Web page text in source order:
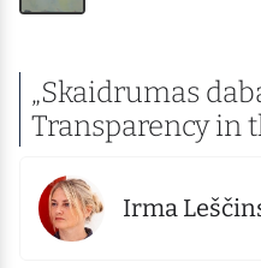
„Skaidrumas
Transparency in
Irma